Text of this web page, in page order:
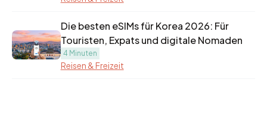
Die besten eSIMs für Korea 2026: Für
Touristen, Expats und digitale Nomaden
4 Minuten
Reisen & Freizeit